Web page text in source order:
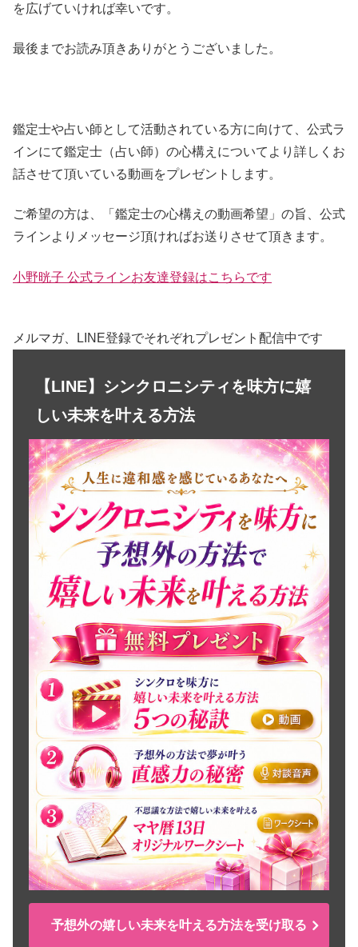
を広げていければ幸いです。
最後までお読み頂きありがとうございました。
鑑定士や占い師として活動されている方に向けて、公式ラ
インにて鑑定士（占い師）の心構えについてより詳しくお
話させて頂いている動画をプレゼントします。
ご希望の方は、「鑑定士の心構えの動画希望」の旨、公式
ラインよりメッセージ頂ければお送りさせて頂きます。
小野晄子 公式ラインお友達登録はこちらです
メルマガ、LINE登録でそれぞれプレゼント配信中です
【LINE】シンクロニシティを味方に嬉
しい未来を叶える方法
予想外の嬉しい未来を叶える方法を受け取る